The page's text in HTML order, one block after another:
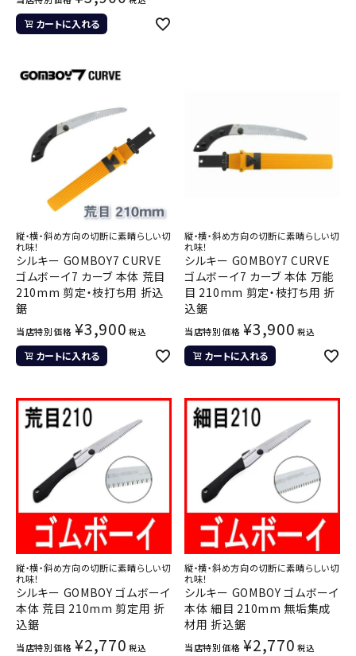
カートに入れる
縦・横・斜め方向の切断に素晴らしい切
れ味！
シルキー GOMBOY7 CURVE
ゴムボーイ7 カーブ 本体 荒目
210mm 剪定・枝打ち用 折込
鋸
当店特別価格 ¥3,900 税込
カートに入れる
縦・横・斜め方向の切断に素晴らしい切
れ味！
シルキー GOMBOY7 CURVE
ゴムボーイ7 カーブ 本体 万能
目 210mm 剪定・枝打ち用 折
込鋸
当店特別価格 ¥3,900 税込
カートに入れる
縦・横・斜め方向の切断に素晴らしい切
れ味！
シルキー GOMBOY ゴムボーイ
本体 荒目 210mm 剪定用 折
込鋸
当店特別価格 ¥2,770 税込
縦・横・斜め方向の切断に素晴らしい切
れ味！
シルキー GOMBOY ゴムボーイ
本体 細目 210mm 無垢集成
材用 折込鋸
当店特別価格 ¥2,770 税込